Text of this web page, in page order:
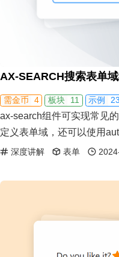
AX-SEARCH搜索表单
需金币 4 板块 11 示例
ax-search组件可实现常见
定义表单域，还可以使用
深度讲解 表单